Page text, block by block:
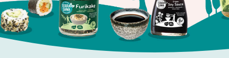
Téléchargements